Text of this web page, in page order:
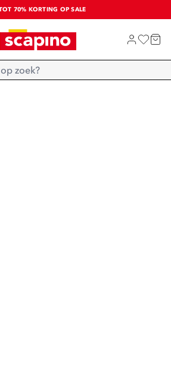
70% KORTING OP SALE
SALE: LAATSTE KANS!
SHOP NIEUW
Home